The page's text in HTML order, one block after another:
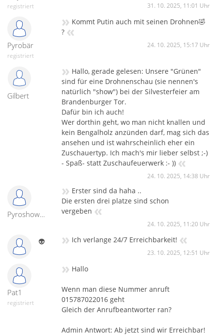
registriert 31. 10. 2025, 11:01 Uhr
Pyrobär
registriert
» Kommt Putin auch mit seinen Drohnen🤣
? «
24. 10. 2025, 15:17 Uhr
Gilbert
» Hallo, gerade gelesen: Unsere "Grünen"
sind für eine Drohnenschau (sie nennen's
natürlich "show") bei der Silvesterfeier am
Brandenburger Tor.
Dafür bin ich auch!
Wer dorthin geht, wo man nicht knallen und
kein Bengalholz anzünden darf, mag sich das
ansehen und ist wahrscheinlich eher ein
Zuschauertyp. Ich mach's mir lieber selbst ;-)
- Spaß- statt Zuschaufeuerwerk :- )) «
24. 10. 2025, 14:38 Uhr
Pyroshowmaster
» Erster sind da haha ..
Die ersten drei platze sind schon
vergeben «
24. 10. 2025, 11:20 Uhr
👽 » Ich verlange 24/7 Erreichbarkeit! «
23. 10. 2025, 12:51 Uhr
Pat1
registriert
» Hallo
Wenn man diese Nummer anruft
015787022016 geht
Gleich der Anrufbeantworter ran?
Admin Antwort: Ab jetzt sind wir Erreichbar!